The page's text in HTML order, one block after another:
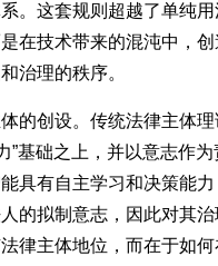
。这套规则超越了单纯
在技术带来的混沌中，
治理的秩序。
创设。传统法律主体理
”基础之上，并以意志作为
具有自主学习和决策能
的拟制意志，因此对其
律主体地位，而在于如